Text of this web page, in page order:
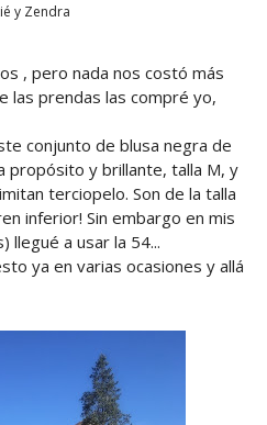
y Zendra
, pero nada nos costó más
las prendas las compré yo,
conjunto de blusa negra de
propósito y brillante, talla M, y
terciopelo. Son de la talla
inferior! Sin embargo en mis
llegué a usar la 54...
ya en varias ocasiones y allá